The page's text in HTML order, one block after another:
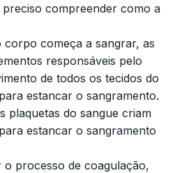
compreender como a
corpo começa a sangrar, as
responsáveis pelo
de todos os tecidos do
estancar o sangramento.
plaquetas do sangue criam
estancar o sangramento
processo de coagulação,